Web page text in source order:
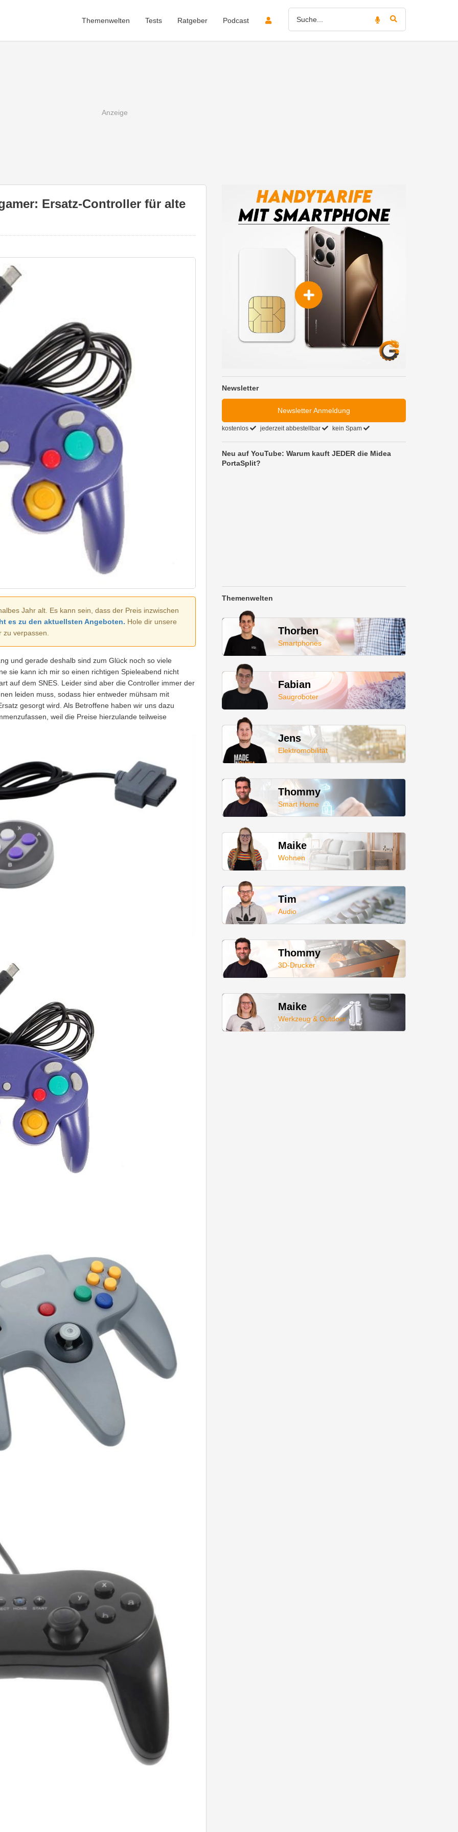
Themenwelten Tests Ratgeber Podcast
Ersatz-Controller für alte
Jahr alt. Es kann sein, dass der Preis inzwischen
es zu den aktuellsten Angeboten. Hole dir unsere
verpassen.
und gerade deshalb sind zum Glück noch so viele
sie kann ich mir so einen richtigen Spieleabend nicht
auf dem SNES. Leider sind aber die Controller immer der
leiden muss, sodass hier entweder mühsam mit
gesorgt wird. Als Betroffene haben wir uns dazu
weil die Preise hierzulande teilweise
Newsletter
Newsletter Anmeldung
kostenlos jederzeit abbestellbar kein Spam
Neu auf YouTube: Warum kauft JEDER die Midea
PortaSplit?
Themenwelten
Thorben
Smartphones
Fabian
Saugroboter
Jens
Elektromobilität
Thommy
Smart Home
Maike
Wohnen
Tim
Audio
Thommy
3D-Drucker
Maike
Werkzeug & Outdoor